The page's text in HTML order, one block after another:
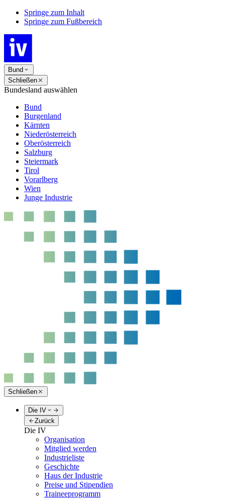
Springe zum Inhalt
Springe zum Fußbereich
Bund
Schließen
Bundesland auswählen
Bund
Burgenland
Kärnten
Niederösterreich
Oberösterreich
Salzburg
Steiermark
Tirol
Vorarlberg
Wien
Junge Industrie
Schließen
Die IV
Zurück
Die IV
Organisation
Mitglied werden
Industrieliste
Geschichte
Haus der Industrie
Preise und Stipendien
Traineeprogramm